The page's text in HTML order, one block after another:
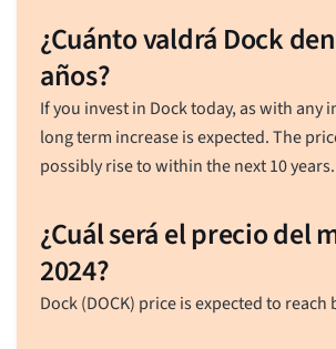
¿Cuánto valdrá Dock
años?
If you invest in Dock today, as with any
long term increase is expected. The
possibly rise to within the next 10 years.
¿Cuál será el precio del
2024?
Dock (DOCK) price is expected to reach